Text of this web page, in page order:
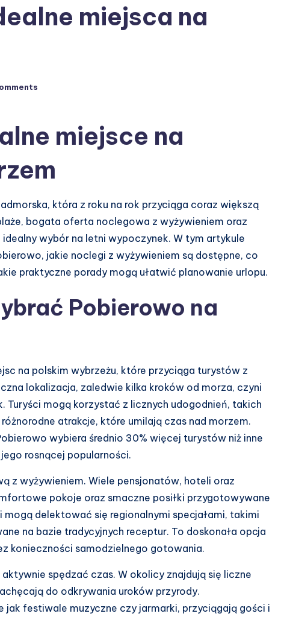
miejsca na
miejsce na
która z roku na rok przyciąga coraz większą
bogata oferta noclegowa z wyżywieniem oraz
wybór na letni wypoczynek. W tym artykule
jakie noclegi z wyżywieniem są dostępne, co
praktyczne porady mogą ułatwić planowanie urlopu.
Pobierowo na
na polskim wybrzeżu, które przyciąga turystów z
lokalizacja, zaledwie kilka kroków od morza, czyni
Turyści mogą korzystać z licznych udogodnień, takich
atrakcje, które umilają czas nad morzem.
wybiera średnio 30% więcej turystów niż inne
rosnącej popularności.
z wyżywieniem. Wiele pensjonatów, hoteli oraz
pokoje oraz smaczne posiłki przygotowywane
delektować się regionalnymi specjałami, takimi
na bazie tradycyjnych receptur. To doskonała opcja
konieczności samodzielnego gotowania.
spędzać czas. W okolicy znajdują się liczne
do odkrywania uroków przyrody.
jak festiwale muzyczne czy jarmarki, przyciągają gości i